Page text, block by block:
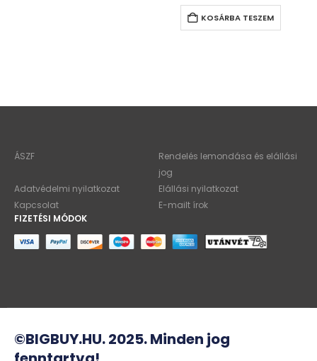
KOSÁRBA TESZEM
ÁSZF
Rendelés lemondása és elállási
jog
Adatvédelmi nyilatkozat
Elállási nyilatkozat
Kapcsolat
E-mailt írok
FIZETÉSI MÓDOK
©BIGBUY.HU. 2025. Minden jog